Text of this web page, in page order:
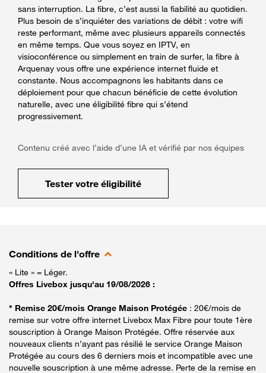
sans interruption. La fibre, c’est aussi la fiabilité au quotidien.
Plus besoin de s’inquiéter des variations de débit : votre wifi
reste performant, même avec plusieurs appareils connectés
en même temps. Que vous soyez en IPTV, en
visioconférence ou simplement en train de surfer, la fibre à
Arquenay vous offre une expérience internet fluide et
constante. Nous accompagnons les habitants dans ce
déploiement pour que chacun bénéficie de cette évolution
naturelle, avec une éligibilité fibre qui s’étend
progressivement.
Contenu créé avec l’aide d’une IA et vérifié par nos équipes
Tester votre éligibilité
Conditions de l'offre
« Lite » = Léger.
Offres Livebox jusqu'au 19/08/2026 :
* Remise 20€/mois Orange Maison Protégée : 20€/mois de
remise sur votre offre internet Livebox Max Fibre pour toute 1ère
souscription à Orange Maison Protégée. Offre réservée aux
nouveaux clients n’ayant pas résilié le service Orange Maison
Protégée au cours des 6 derniers mois et incompatible avec une
nouvelle souscription à une même adresse. Perte de la remise en